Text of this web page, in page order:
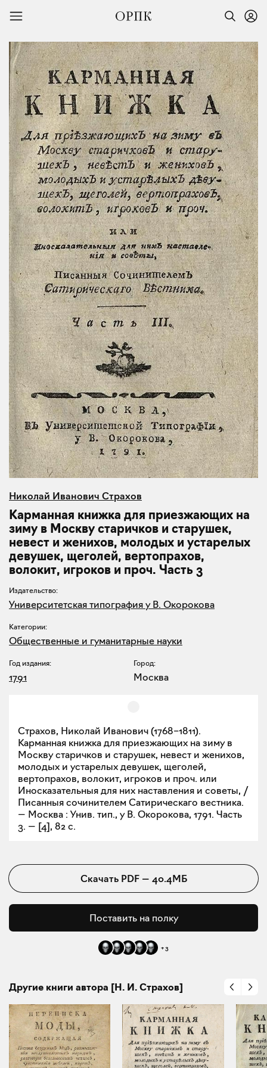
Николай Иванович Страхов
Карманная книжка для приезжающих на
зиму в Москву старичков и старушек,
невест и женихов, молодых и устарелых
девушек, щеголей, вертопрахов,
волокит, игроков и проч. Часть 3
Издательство:
Университетская типография у В. Окорокова
Категории:
Общественные и гуманитарные науки
Год издания:
1791
Город:
Москва
Страхов, Николай Иванович (1768–1811).
Карманная книжка для приезжающих на зиму в
Москву старичков и старушек, невест и женихов,
молодых и устарелых девушек, щеголей,
вертопрахов, волокит, игроков и проч. или
Иносказательныя для них наставления и советы, /
Писанныя сочинителем Сатирическаго вестника.
— Москва : Унив. тип., у В. Окорокова, 1791. Часть
3. — [4], 82 с.
Скачать PDF— 40.4МБ
Поставить на полку
+3
Другие книги автора [Н. И. Страхов]